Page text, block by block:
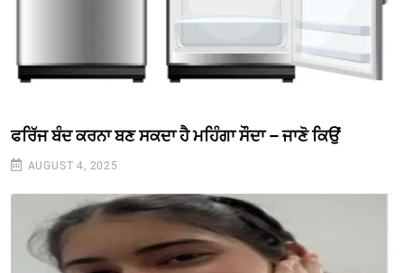
ਫਰਿੱਜ ਬੰਦ ਕਰਨਾ ਬਣ ਸਕਦਾ ਹੈ ਮਹਿੰਗਾ ਸੌਦਾ – ਜਾਣੋ ਕਿਉਂ
AUGUST 4, 2025